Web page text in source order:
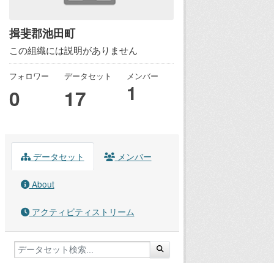
揖斐郡池田町
この組織には説明がありません
フォロワー
0
データセット
17
メンバー
1
データセット メンバー
About
アクティビティストリーム